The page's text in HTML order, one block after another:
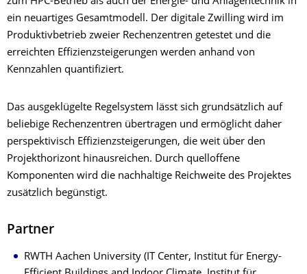
ein neuartiges Gesamtmodell. Der digitale Zwilling wird im
Produktivbetrieb zweier Rechenzentren getestet und die
erreichten Effizienzsteigerungen werden anhand von
Kennzahlen quantifiziert.
Das ausgeklügelte Regelsystem lässt sich grundsätzlich auf
beliebige Rechenzentren übertragen und ermöglicht daher
perspektivisch Effizienzsteigerungen, die weit über den
Projekthorizont hinausreichen. Durch quelloffene
Komponenten wird die nachhaltige Reichweite des Projektes
zusätzlich begünstigt.
Partner
RWTH Aachen University (IT Center, Institut für Energy-